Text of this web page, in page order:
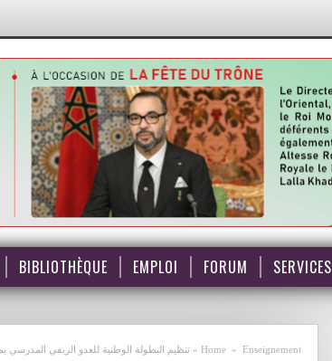
BIBLIOTHÈQUE EMPLOI FORUM SERVICES
Home » Enseignement
» تنظيم البطولة الوطنية للعدو الريفي المدرسي بمدينة